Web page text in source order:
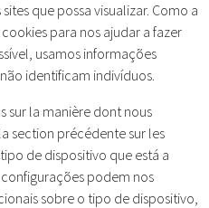
que possa visualizar. Como a
para nos ajudar a fazer
usamos informações
identificam indivíduos.
sur la manière dont nous
section précédente sur les
de dispositivo que está a
podem nos
sobre o tipo de dispositivo,